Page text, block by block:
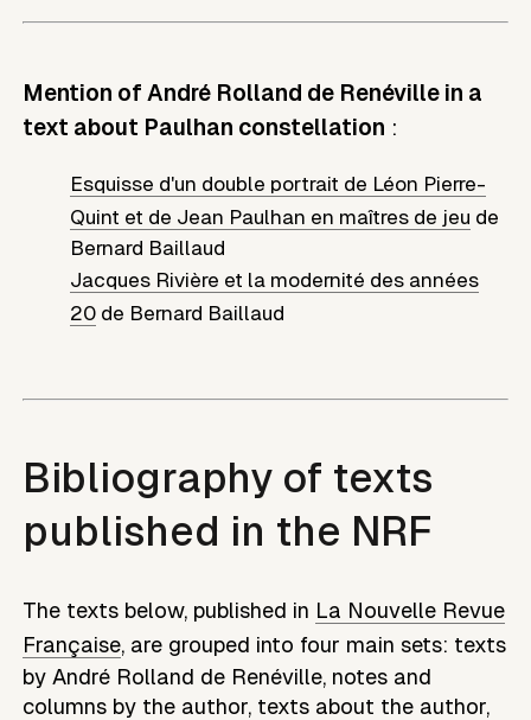
Mention of André Rolland de Renéville in a
text about Paulhan constellation :
Esquisse d'un double portrait de Léon Pierre-
Quint et de Jean Paulhan en maîtres de jeu de
Bernard Baillaud
Jacques Rivière et la modernité des années
20 de Bernard Baillaud
Bibliography of texts
published in the NRF
The texts below, published in La Nouvelle Revue
Française, are grouped into four main sets: texts
by André Rolland de Renéville, notes and
columns by the author, texts about the author,